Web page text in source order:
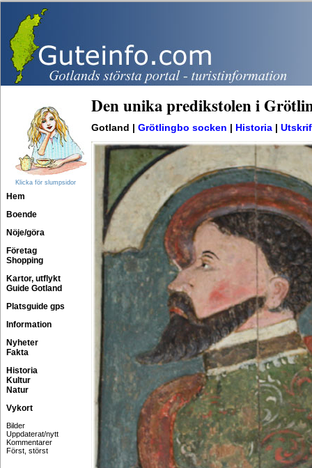
Klicka för slumpsidor
Hem
Boende
Nöje/göra
Företag
Shopping
Kartor, utflykt
Guide Gotland
Platsguide gps
Information
Nyheter
Fakta
Historia
Kultur
Natur
Vykort
Bilder
Uppdaterat/nytt
Kommentarer
Först, störst
Den unika predikstolen i
Gotland | Grötlingbo socken Historia